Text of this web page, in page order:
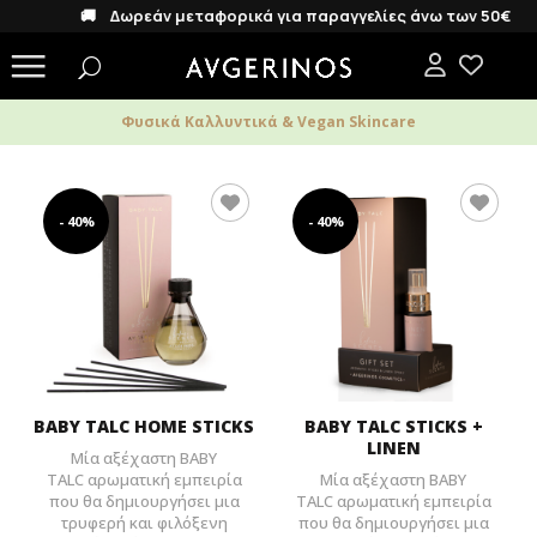
🚚 Δωρεάν μεταφορικά για παραγγελίες άνω των 50€
Φυσικά Καλλυντικά & Vegan Skincare
- 40%
BABY TALC HOME STICKS
Μία αξέχαστη BABY
TALC αρωματική εμπειρία
που θα δημιουργήσει μια
τρυφερή και φιλόξενη
- 40%
BABY TALC STICKS +
LINEN
Μία αξέχαστη BABY
TALC αρωματική εμπειρία
που θα δημιουργήσει μια